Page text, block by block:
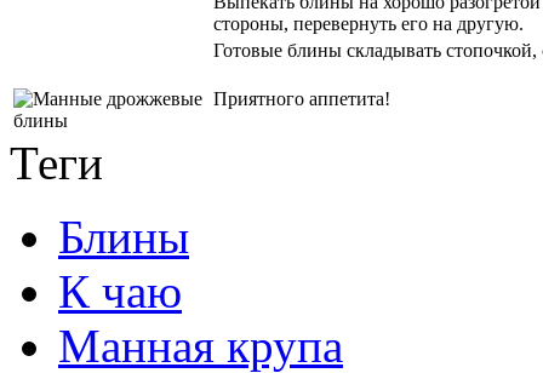
стороны, перевернуть его на другую.
Готовые блины складывать
Приятного аппетита!
Теги
Блины
К чаю
Манная крупа